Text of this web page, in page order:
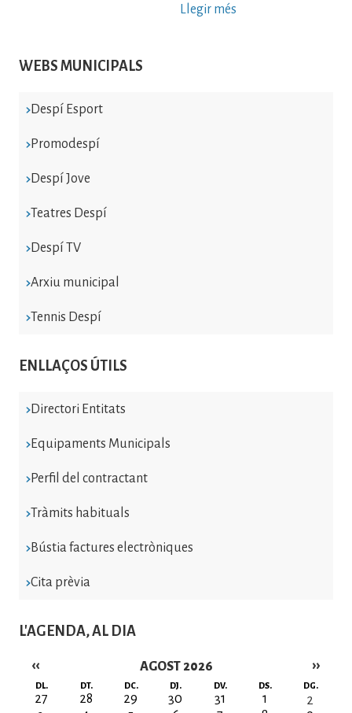
WEBS MUNICIPALS
Despí Esport
Promodespí
Despí Jove
Teatres Despí
Despí TV
Arxiu municipal
Tennis Despí
ENLLAÇOS ÚTILS
Directori Entitats
Equipaments Municipals
Perfil del contractant
Tràmits habituals
Bústia factures electròniques
Cita prèvia
L'AGENDA, AL DIA
AGOST 2026
Paginació
‹‹ ››
DL. DT. DC. DJ. DV. DS. DG.
27 28 29 30 31 1
2
Llegir més